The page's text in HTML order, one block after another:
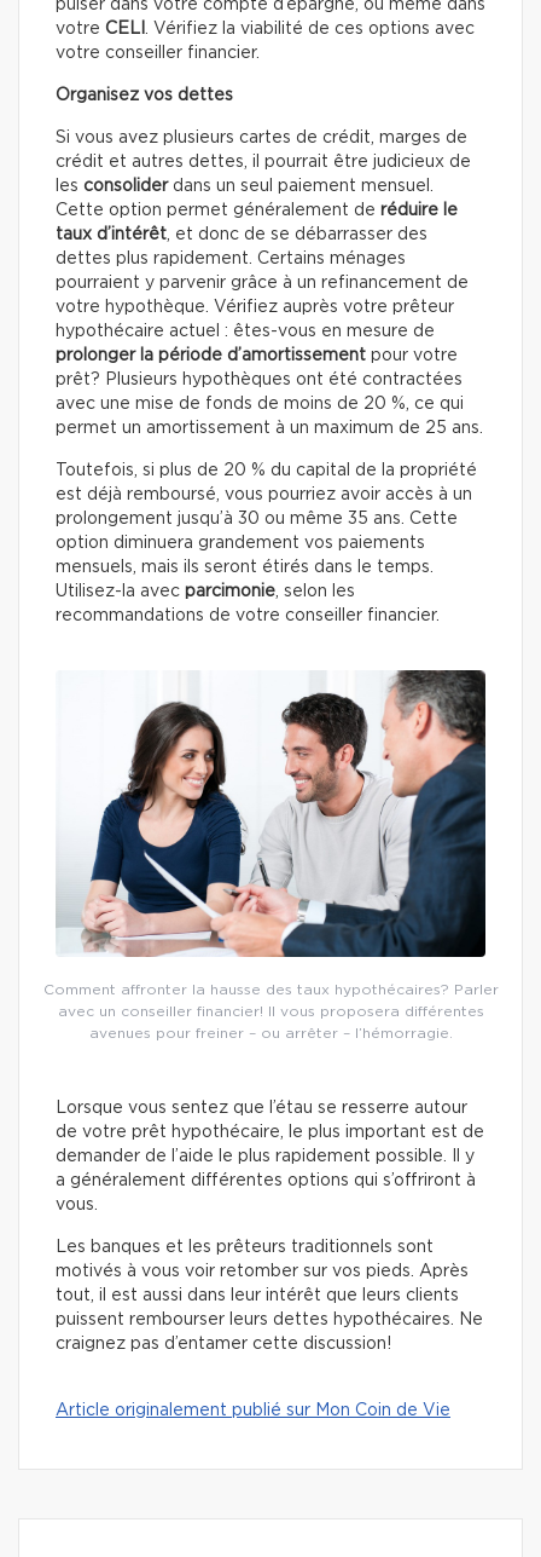
puiser dans votre compte d’épargne, ou même dans
votre CELI . Vérifiez la viabilité de ces options avec
votre conseiller financier.
Organisez vos dettes
Si vous avez plusieurs cartes de crédit, marges de
crédit et autres dettes, il pourrait être judicieux de
les consoliderdans un seul paiement mensuel.
Cette option permet généralement de réduire le
taux d’intérêt, et donc de se débarrasser des
dettes plus rapidement. Certains ménages
pourraient y parvenir grâce à un refinancement de
votre hypothèque. Vérifiez auprès votre prêteur
hypothécaire actuel : êtes-vous en mesure de
prolonger la période d’amortissement pour votre
prêt? Plusieurs hypothèques ont été contractées
avec une mise de fonds de moins de 20 %, ce qui
permet un amortissement à un maximum de 25 ans.
Toutefois, si plus de 20 % du capital de la propriété
est déjà remboursé, vous pourriez avoir accès à un
prolongement jusqu’à 30 ou même 35 ans. Cette
option diminuera grandement vos paiements
mensuels, mais ils seront étirés dans le temps.
Utilisez-la avec parcimonie, selon les
recommandations de votre conseiller financier.
Comment affronter la hausse des taux hypothécaires? Parler
avec un conseiller financier! Il vous proposera différentes
avenues pour freiner – ou arrêter – l’hémorragie.
Lorsque vous sentez que l’étau se resserre autour
de votre prêt hypothécaire, le plus important est de
demander de l’aide le plus rapidement possible. Il y
a généralement différentes options qui s’offriront à
vous.
Les banques et les prêteurs traditionnels sont
motivés à vous voir retomber sur vos pieds. Après
tout, il est aussi dans leur intérêt que leurs clients
puissent rembourser leurs dettes hypothécaires. Ne
craignez pas d’entamer cette discussion!
Article originalement publié sur Mon Coin de Vie